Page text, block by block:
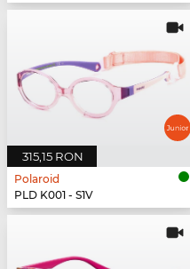
315,15 RON
Polaroid
PLD K001 - S1V